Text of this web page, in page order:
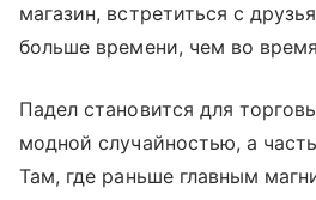
магазин, встретиться с
больше времени, чем во
Падел становится для
модной случайностью, а
Там, где раньше главным